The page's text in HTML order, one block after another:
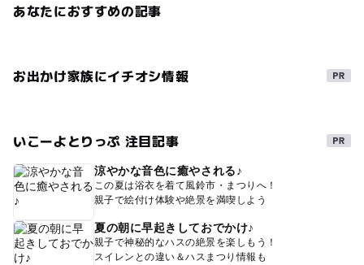
あなたにおすすめの記事
お出かけ家族にイチオシ情報
いこーよとりっぷ 注目記事
涼やかな音色に癒やされる♪
この夏は浴衣を着て風鈴市・まつりへ！
親子で絵付け体験や絶景を満喫しよう
夏の朝に早起きしておでかけ♪
親子で神秘的なハスの絶景を楽しもう！
スイレンとの違い＆ハスまつり情報も